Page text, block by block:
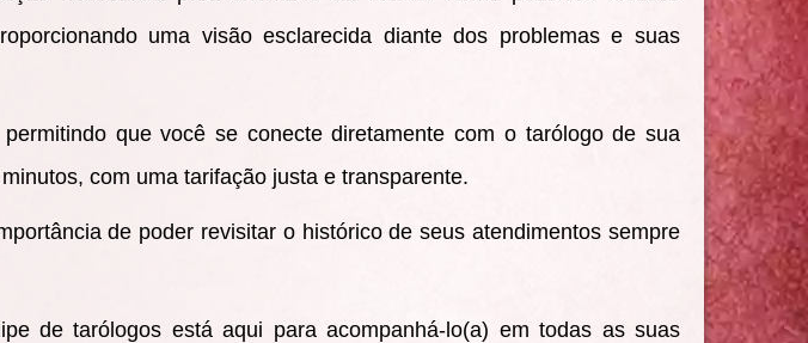
uma visão esclarecida diante dos problemas e suas
que você se conecte diretamente com o tarólogo de sua
com uma tarifação justa e transparente.
de poder revisitar o histórico de seus atendimentos sempre
de tarólogos está aqui para acompanhá-lo(a) em todas as suas